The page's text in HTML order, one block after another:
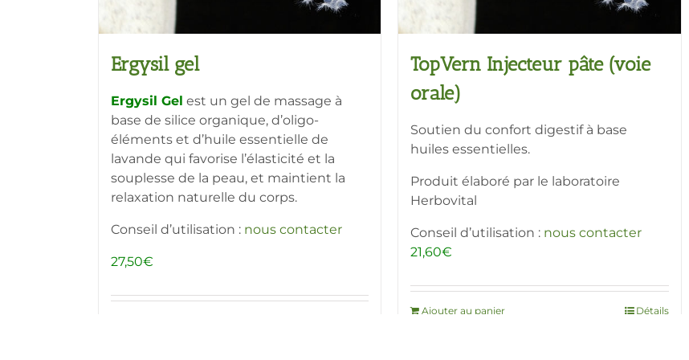
Ergysil gel
Ergysil Gel est un gel de massage à
base de silice organique, d’oligo-
éléments et d’huile essentielle de
lavande qui favorise l’élasticité et la
souplesse de la peau, et maintient la
relaxation naturelle du corps.
Conseil d’utilisation : nous contacter
27,50€
TopVern Injecteur pâte (voie
orale)
Soutien du confort digestif à base
huiles essentielles.
Produit élaboré par le laboratoire
Herbovital
Conseil d’utilisation : nous contacter
21,60€
Ajouter au panier Détails